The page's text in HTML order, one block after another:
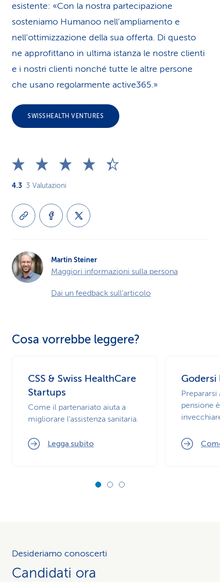
esistente: «Con la nostra partecipazione
sosteniamo Humanoo nell’ampliamento e
nell’ottimizzazione della sua offerta. Di questo
ne appro­fit­tano in ultima istanza le nostre clienti
e i nostri clienti nonché tutte le altre persone
che usano regolarmente active365.»
SWISSHEALTH VENTURES
4.3 3 Valutazioni
Martin Steiner
Maggiori informazioni sulla persona
Dai un feedback sull'articolo
Cosa vorrebbe leggere?
CSS & Swiss HealthCare
Startups
Come il partenariato aiuta a
migliorare l’assistenza sanitaria.
Legga subito
Godersi
Prepararsi
pensione
Desideriamo conoscerti
Candidati ora